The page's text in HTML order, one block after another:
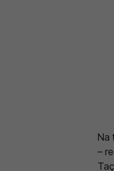
Na
–